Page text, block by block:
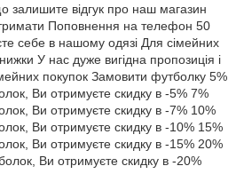
залишите відгук про наш магазин
Поповнення на телефон 50
себе в нашому одязі Для сімейних
У нас дуже вигідна пропозиція і
покупок Замовити футболку 5%
Ви отримуєте скидку в -5% 7%
Ви отримуєте скидку в -7% 10%
Ви отримуєте скидку в -10% 15%
Ви отримуєте скидку в -15% 20%
Ви отримуєте скидку в -20%